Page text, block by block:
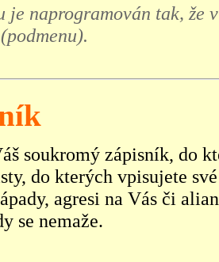
je naprogramován tak,
soukromý zápisník, do
do kterých vpisujete
agresi na Vás či
se nemaže.